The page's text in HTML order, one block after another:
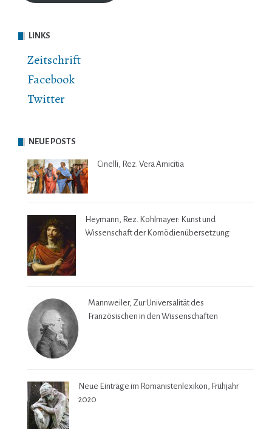
LINKS
Zeitschrift
Facebook
Twitter
NEUE POSTS
Cinelli, Rez. Vera Amicitia
Heymann, Rez. Kohlmayer: Kunst und
Wissenschaft der Komödienübersetzung
Mannweiler, Zur Universalität des
Französischen in den Wissenschaften
Neue Einträge im Romanistenlexikon, Frühjahr
2020